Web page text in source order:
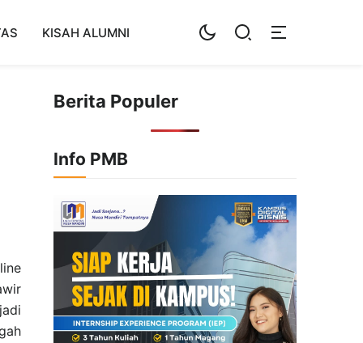
KISAH ALUMNI
Berita Populer
Info PMB